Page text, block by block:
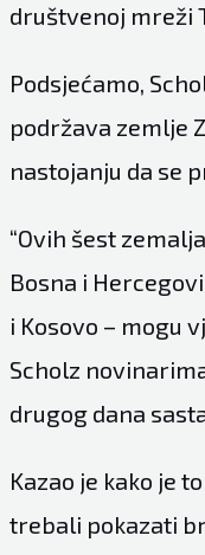
društvenoj mreži
Podsjećamo,
podržava zemlje
nastojanju da se
“Ovih šest
Bosna i
i Kosovo – mogu
Scholz
drugog dana
Kazao je kako je
trebali pokazati